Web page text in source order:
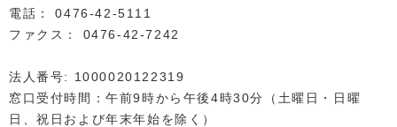
電話： 0476‐42‐5111
ファクス： 0476‐42‐7242
法人番号: 1000020122319
窓口受付時間：午前9時から午後4時30分（土曜日・日曜
日、祝日および年末年始を除く）